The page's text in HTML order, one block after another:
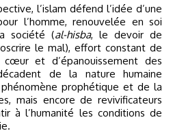
l’islam défend l’idée d’une
l’homme, renouvelée en soi
société (al-hisba, le devoir de
le mal), effort constant de
et d’épanouissement des
de la nature humaine
prophétique et de la
mais encore de revivificateurs
à l’humanité les conditions de